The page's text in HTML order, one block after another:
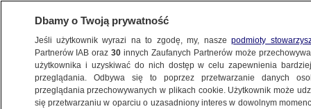
METEO
NAJNOWSZE
Dbamy o Twoją prywatność
Jeśli użytkownik wyrazi na to zgodę, my, naszepodmioty
Partnerów IAB oraz30 innych Zaufanych Partnerów może
użytkownika i uzyskiwać do nich dostęp w celu zapewnienia
przeglądania. Odbywa się to poprzez przetwarzanie danych
przeglądania przechowywanych w plikach cookie. Użytkownik może
się przetwarzaniu w oparciu o uzasadniony interes w dowolnym